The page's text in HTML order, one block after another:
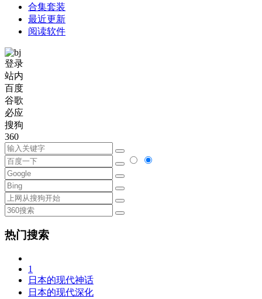
合集套装
最近更新
阅读软件
登录
站内
百度
谷歌
必应
搜狗
360
热门搜索
1
日本的现代神话
日本的现代深化